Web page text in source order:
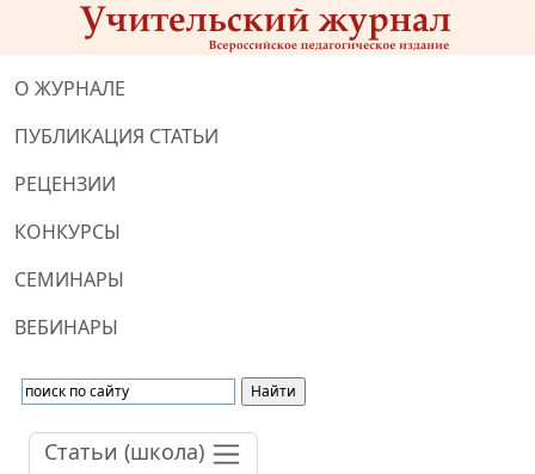
О ЖУРНАЛЕ
ПУБЛИКАЦИЯ СТАТЬИ
РЕЦЕНЗИИ
КОНКУРСЫ
СЕМИНАРЫ
ВЕБИНАРЫ
Статьи (школа)